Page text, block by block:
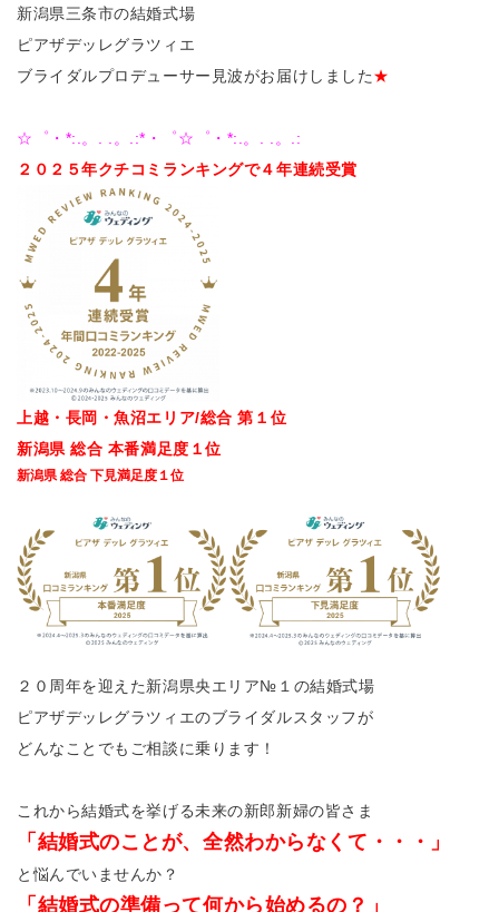
新潟県三条市の結婚式場
ピアザデッレグラツィエ
ブライダルプロデューサー見波がお届けしました★
☆゜・*:.。. .。.:*・゜☆゜・*:.。. .。.:
２０２５年クチコミランキングで４年連続受賞
上越・長岡・魚沼エリア/総合 第１位
新潟県 総合 本番満足度１位
新潟県 総合 下見満足度１位
２０周年を迎えた新潟県央エリア№１の結婚式場
ピアザデッレグラツィエのブライダルスタッフが
どんなことでもご相談に乗ります！
これから結婚式を挙げる未来の新郎新婦の皆さま
「結婚式のことが、全然わからなくて・・・」
と悩んでいませんか？
「結婚式の準備って何から始めるの？」